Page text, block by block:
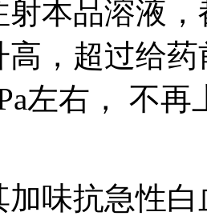
射本品溶液
高，超过给
左右， 不
加味抗急性